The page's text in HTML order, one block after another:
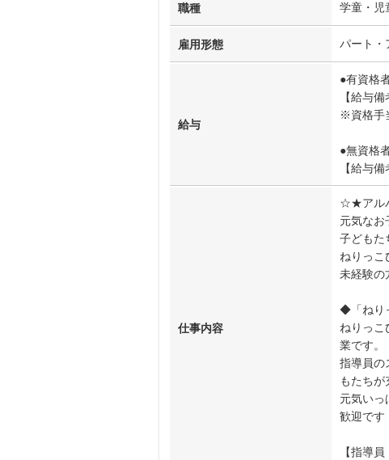
職種 学童・児
雇用形態 パート・
給与
●有資格
【給与
※資格手
●無資格
【給与
仕事内容
☆★アル
元気なお
子どもた
ねりっこ
未経験の
◆「ねり
ねりっこ
業です。
指導員の
もたちが
元気いっ
歓迎です
【指導